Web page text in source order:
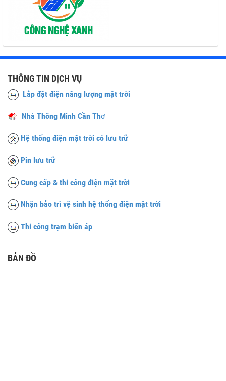
THÔNG TIN DỊCH VỤ
Lắp đặt điện năng lượng mặt trời
Nhà Thông Minh Cần Thơ
Hệ thống điện mặt trời có lưu trữ
Pin lưu trữ
Cung cấp & thi công điện mặt trời
Nhận bảo trì vệ sinh hệ thống điện mặt trời
Thi công trạm biến áp
BẢN ĐỒ